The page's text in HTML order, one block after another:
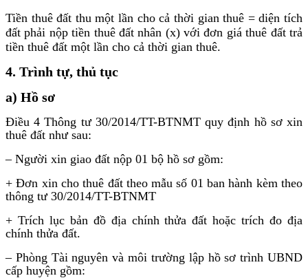
Tiền thuê đất thu một lần cho cả thời gian thuê = diện tích
đất phải nộp tiền thuê đất nhân (x) với đơn giá thuê đất trả
tiền thuê đất một lần cho cả thời gian thuê.
4. Trình tự, thủ tục
a) Hồ sơ
Điều 4 Thông tư 30/2014/TT-BTNMT quy định hồ sơ xin
thuê đất như sau:
– Người xin giao đất nộp 01 bộ hồ sơ gồm:
+ Đơn xin cho thuê đất theo mẫu số 01 ban hành kèm theo
thông tư 30/2014/TT-BTNMT
+ Trích lục bản đồ địa chính thửa đất hoặc trích đo địa
chính thửa đất.
– Phòng Tài nguyên và môi trường lập hồ sơ trình UBND
cấp huyện gồm: